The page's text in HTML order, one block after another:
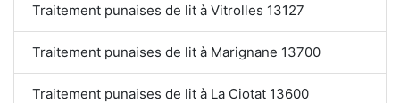
Traitement punaises de lit à Vitrolles 13127
Traitement punaises de lit à Marignane 13700
Traitement punaises de lit à La Ciotat 13600